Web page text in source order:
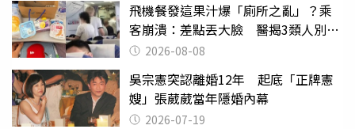
飛機餐發這果汁爆「廁所之亂」？乘
客崩潰：差點丟大臉 醫揭3類人別亂
喝 2026-08-08
吳宗憲突認離婚12年 起底「正牌憲
嫂」張葳葳當年隱婚內幕
2026-07-19